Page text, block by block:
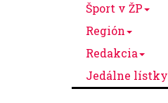
Šport v ŽP
Región
Redakcia
Jedálne lístky